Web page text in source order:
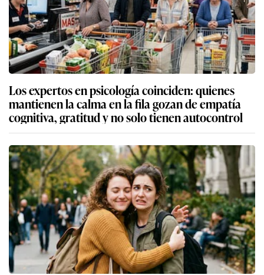
Los expertos en psicología coinciden: quienes
mantienen la calma en la fila gozan de empatía
cognitiva, gratitud y no solo tienen autocontrol